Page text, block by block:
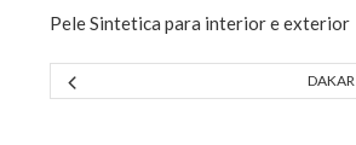
Pele Sintetica para interior e exterior
DAKAR